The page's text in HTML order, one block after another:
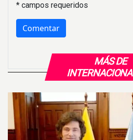
MÁS DE
* campos requeridos